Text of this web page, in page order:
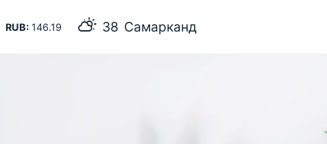
RUB:146.19 38 Самарканд